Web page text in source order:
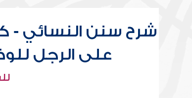
شرح سنن النسائي -
على الرجل